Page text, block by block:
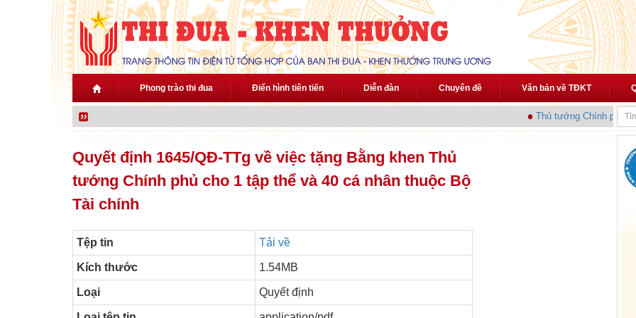
Nhảy đến nội dung
Phong trào thi đua Điển hình tiên tiến Diễn đàn Chuyên đề Văn bản về TĐKT
Thủ tướng Chính phủ
Quyết định 1645/QĐ-TTg về việc tặng Bằng khen Thủ
tướng Chính phủ cho 1 tập thể và 40 cá nhân thuộc Bộ
Tài chính
Tệp tin Tải về
Kích thước 1.54MB
Loại Quyết định